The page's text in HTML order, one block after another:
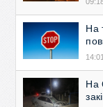
На
14:01
На